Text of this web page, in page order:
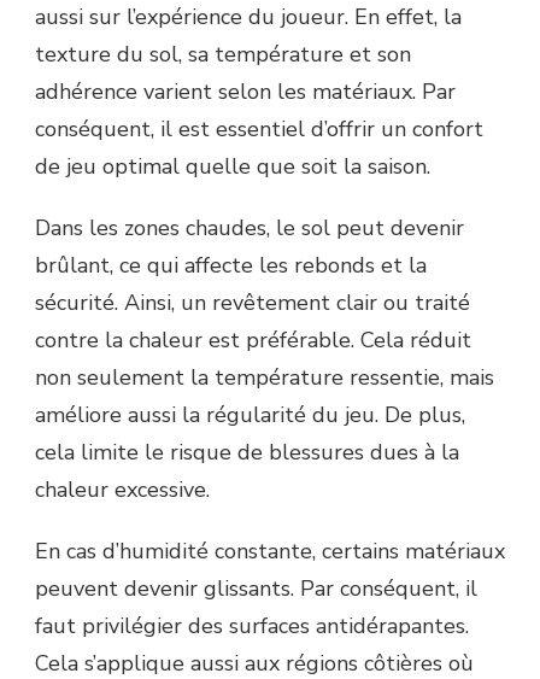
aussi sur l’expérience du joueur. En effet, la
texture du sol, sa température et son
adhérence varient selon les matériaux. Par
conséquent, il est essentiel d’offrir un confort
de jeu optimal quelle que soit la saison.
Dans les zones chaudes, le sol peut devenir
brûlant, ce qui affecte les rebonds et la
sécurité. Ainsi, un revêtement clair ou traité
contre la chaleur est préférable. Cela réduit
non seulement la température ressentie, mais
améliore aussi la régularité du jeu. De plus,
cela limite le risque de blessures dues à la
chaleur excessive.
En cas d’humidité constante, certains matériaux
peuvent devenir glissants. Par conséquent, il
faut privilégier des surfaces antidérapantes.
Cela s’applique aussi aux régions côtières où